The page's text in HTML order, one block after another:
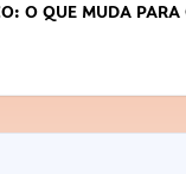
O QUE MUDA PARA